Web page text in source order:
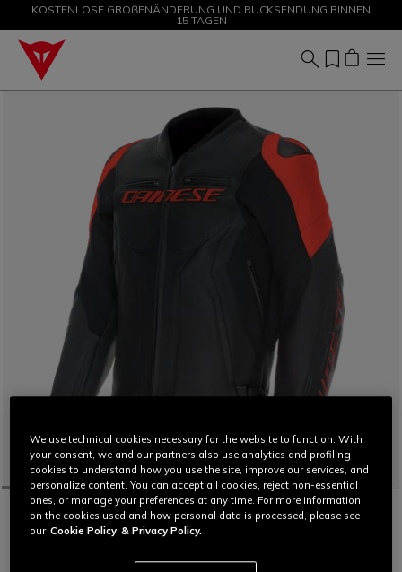
SALE BIS ZU -50 % – JETZT SHOPPEN
KOSTENLOSE GRÖßENÄNDERUNG UND RÜCKSENDUNG BINNEN
15 TAGEN
STARTSEITE MOTORRAD MEN JACKEN LEDER
PERSONALISIERBAR
We use technical cookies necessary for the website to function. With
your consent, we and our partners also use analytics and profiling
cookies to understand how you use the site, improve our services, and
personalize content. You can accept all cookies, reject non-essential
ones, or manage your preferences at any time. For more information
on the cookies used and how personal data is processed, please see
our Cookie Policy & Privacy Policy.